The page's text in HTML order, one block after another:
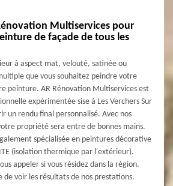
Multiservices pour
de façade de tous les
à aspect mat, velouté, satinée ou
que vous souhaitez peindre votre
peinture. AR Rénovation Multiservices est
expérimentée sise à Les Verchers Sur
un rendu final personnalisé. Avec nos
propriété sera entre de bonnes mains.
spécialisée en peintures décorative
(isolation thermique par l'extérieur).
appeler si vous résidez dans la région.
de voir les résultats de nos prestations.